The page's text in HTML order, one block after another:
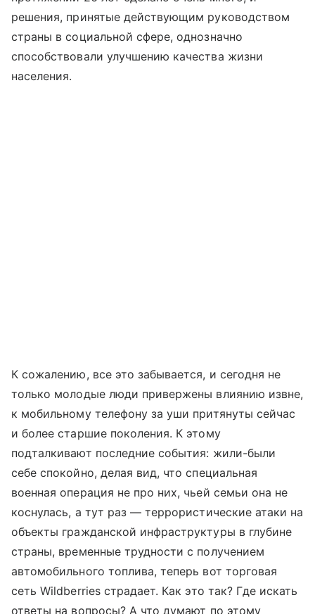
решения, принятые действующим руководством
страны в социальной сфере, однозначно
способствовали улучшению качества жизни
населения.
К сожалению, все это забывается, и сегодня не
только молодые люди привержены влиянию извне,
к мобильному телефону за уши притянуты сейчас
и более старшие поколения. К этому
подталкивают последние события: жили-были
себе спокойно, делая вид, что специальная
военная операция не про них, чьей семьи она не
коснулась, а тут раз — террористические атаки на
объекты гражданской инфраструктуры в глубине
страны, временные трудности с получением
автомобильного топлива, теперь вот торговая
сеть Wildberries страдает. Как это так? Где искать
ответы на вопросы? А что думают по этому